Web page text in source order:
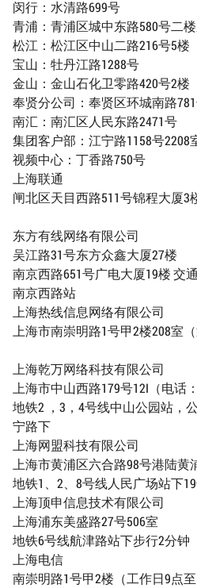
闵行：水清路699号
青浦：青浦区城中东路580号二
松江：松江区中山二路216号5楼
宝山：牡丹江路1288号
金山：金山石化卫零路420号2楼
奉贤分公司：奉贤区环城南路
南汇：南汇区人民东路2471号
集团客户部：江宁路1158号2208
视频中心：丁香路750号
上海联通
闸北区天目西路511号锦程大厦3
东方有线网络有限公司
吴江路31号东方众鑫大厦27楼
南京西路651号广电大厦19楼 交
南京西路站
上海热线信息网络有限公司
上海市南崇明路1号甲2楼208室
上海乾万网络科技有限公司
上海市中山西路179号12I（电话：
地铁2 ，3，4号线中山公园站，
宁路下
上海网盟科技有限公司
上海市黄浦区六合路98号港陆黄
地铁1、2、8号线人民广场站下
上海顶申信息技术有限公司
上海浦东美盛路27号506室
地铁6号线航津路站下步行2分钟
上海电信
南崇明路1号甲2楼（工作日9点至